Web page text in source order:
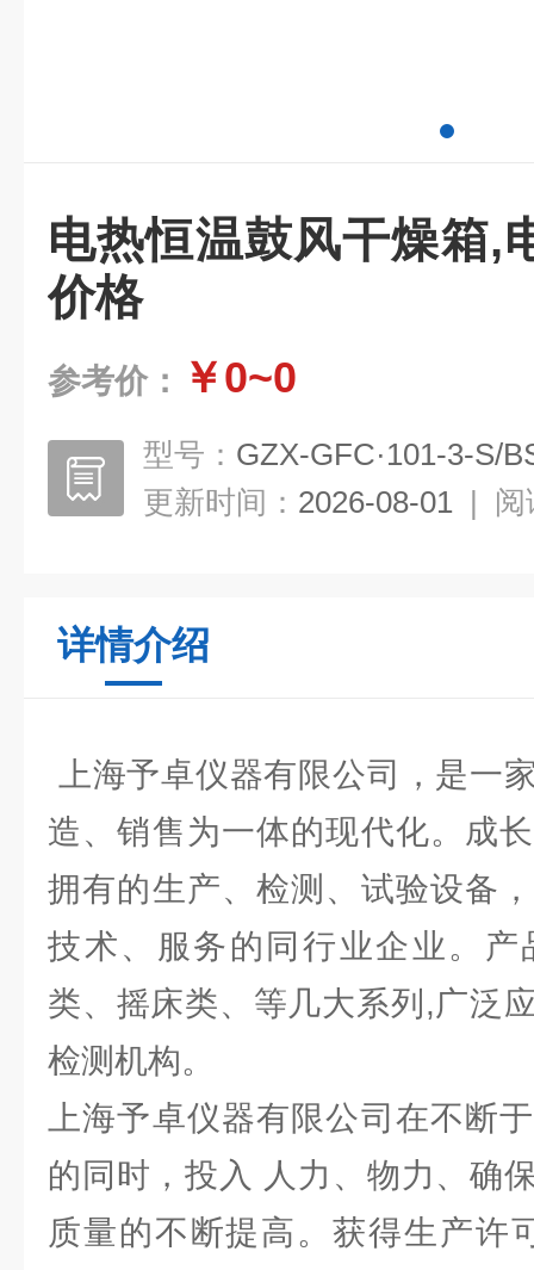
电热恒温鼓风干燥箱,
价格
参考价： ￥0~0
型号： GZX-GFC·101-3-S/
更新时间： 2026-08-01 | 阅
详情介绍
上海予卓仪器有限公司，是一
造、销售为一体的现代化。成
拥有的生产、检测、试验设备
技术、服务的同行业企业。产
类、摇床类、等几大系列,广泛
检测机构。
上海予卓仪器有限公司在不断
的同时，投入 人力、物力、确
质量的不断提高。获得生产许